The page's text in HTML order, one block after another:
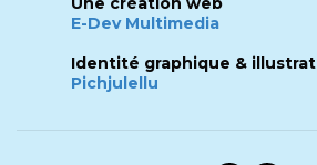
E-Dev Multimedia
Identité graphique &
Pichjulellu